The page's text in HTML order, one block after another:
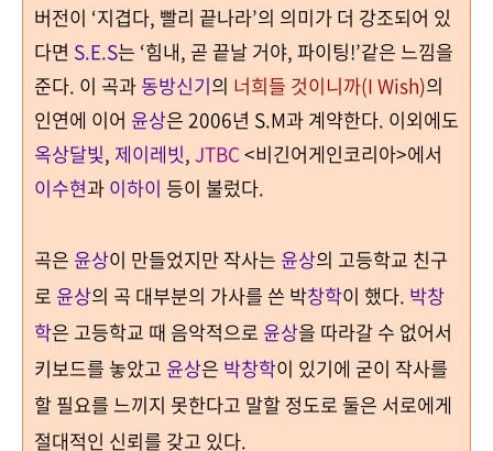
버전이 ‘지겹다, 빨리 끝나라’의 의미가 더 강조되어 있
다면 S.E.S는 ‘힘내, 곧 끝날 거야,파이팅!’같은 느낌을
준다. 이 곡과동방신기의 너희들 것이니까(I Wish)의
인연에 이어 윤상은2006년 S.M과 계약한다. 이외에도
옥상달빛, 제이레빗,JTBC<비긴어게인코리아>에서
이수현과이하이 등이 불렀다.
곡은 윤상이 만들었지만 작사는 윤상의 고등학교 친구
로 윤상의 곡 대부분의 가사를 쓴 박창학이 했다. 박창
학은 고등학교 때 음악적으로 윤상을 따라갈 수 없어서
키보드를 놓았고 윤상은 박창학이 있기에 굳이 작사를
할 필요를 느끼지 못한다고 말할 정도로 둘은 서로에게
절대적인 신뢰를 갖고 있다.